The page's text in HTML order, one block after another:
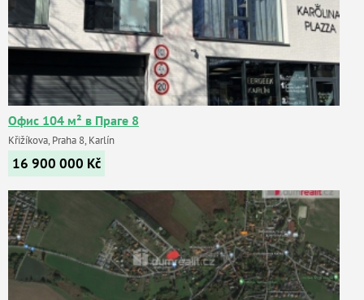
Офис 104 м² в Праге 8
Křižíkova, Praha 8, Karlín
16 900 000 Kč